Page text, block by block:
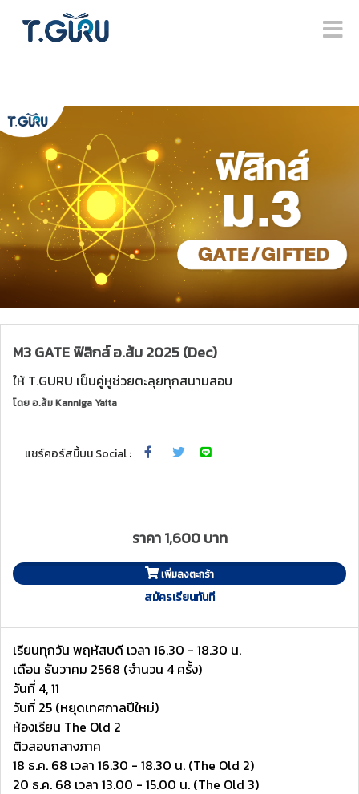
M3 GATE ฟิสิกส์ อ.ส้ม 2025 (Dec)
ให้ T.GURU เป็นคู่หูช่วยตะลุยทุกสนามสอบ
โดยอ.ส้ม Kanniga Yaita
แชร์คอร์สนี้บน Social :
ราคา 1,600 บาท
เพิ่มลงตะกร้า
สมัครเรียนทันที
เรียนทุกวัน พฤหัสบดี เวลา 16.30 - 18.30 น.
เดือน ธันวาคม 2568 (จำนวน 4 ครั้ง)
วันที่ 4, 11
วันที่ 25 (หยุดเทศกาลปีใหม่)
ห้องเรียน The Old 2
ติวสอบกลางภาค
18 ธ.ค. 68 เวลา 16.30 - 18.30 น. (The Old 2)
20 ธ.ค. 68 เวลา 13.00 - 15.00 น. (The Old 3)